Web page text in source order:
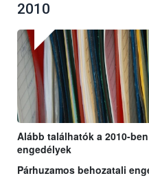
2010
Alább találhatók a 2010-
engedélyek
Párhuzamos behozatali